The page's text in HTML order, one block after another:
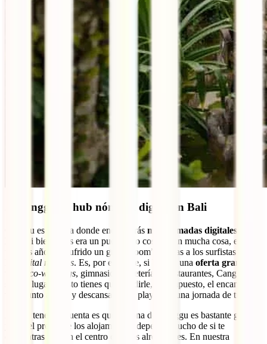
2. Canggu, el hub nómada digital en Bali
Canggu es la zona donde encontrarás más nómadas digitales en
. Si bien antes era un pueblecito costero sin mucha cosa, en los
últimos años ha sufrido un gran “boom” gracias a los surfistas y a
digital nomads. Es, por eso, que, si buscas una oferta grande
co-workings, gimnasios, cafeterías y restaurantes, Canggu
será tu lugar. A esto tienes que añadirle, por supuesto, el encanto de
vivir junto al mar y descansar en la playa tras una jornada de trabajo.
Algo a tener en cuenta es que la zona de Canggu es bastante grande
y que el precio de los alojamientos depende mucho de si te
encuentras más en el centro o en los alrededores. En nuestra